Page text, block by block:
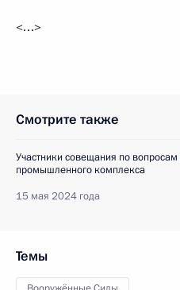
<…>
Смотрите также
Участники совещания по
промышленного комплекса
15 мая 2024 года
Темы